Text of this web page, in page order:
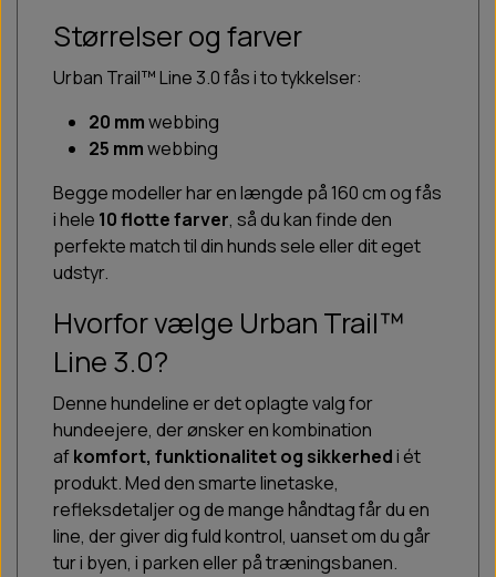
Størrelser og farver
Urban Trail™ Line 3.0 fås i to tykkelser:
20 mmwebbing
25 mmwebbing
Begge modeller har en længde på 160 cm og fås
i hele 10 flotte farver, så du kan finde den
perfekte match til din hunds sele eller dit eget
udstyr.
Hvorfor vælge Urban Trail™
Line 3.0?
Denne hundeline er det oplagte valg for
hundeejere, der ønsker en kombination
afkomfort, funktionalitet og sikkerhedi ét
produkt. Med den smarte linetaske,
refleksdetaljer og de mange håndtag får du en
line, der giver dig fuld kontrol, uanset om du går
tur i byen, i parken eller på træningsbanen.